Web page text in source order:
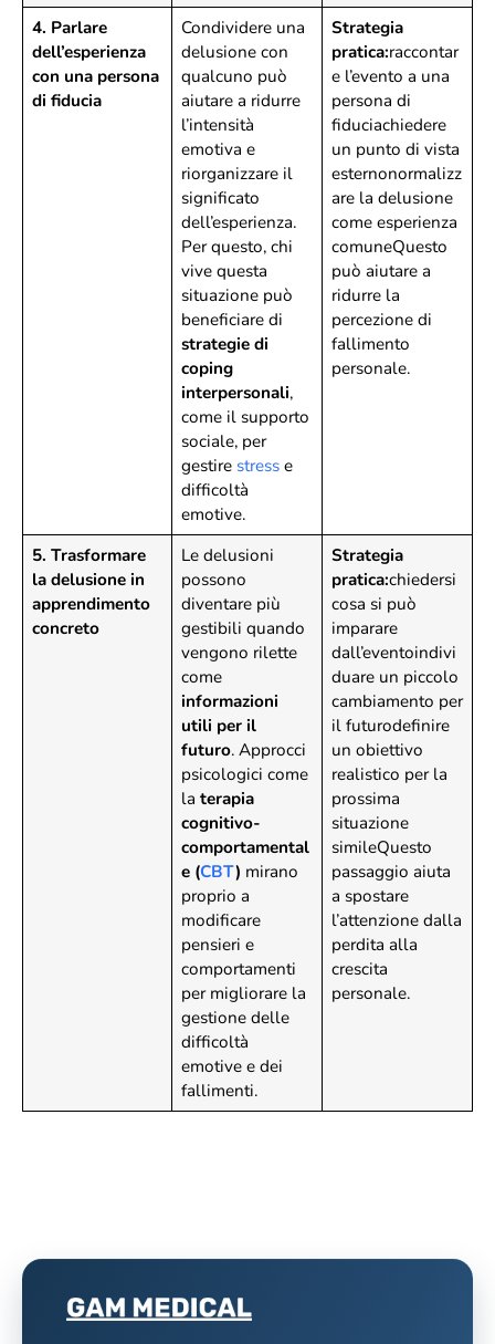
4. Parlare
dell’esperienza
con una persona
di fiducia
Condividere una
delusione con
qualcuno può
aiutare a ridurre
l’intensità
emotiva e
riorganizzare il
significato
dell’esperienza.
Per questo, chi
vive questa
situazione può
beneficiare di
strategie di
coping
interpersonali,
come il supporto
sociale, per
gestire stresse
difficoltà
emotive.
Strategia
pratica:raccontar
e l’evento a una
persona di
fiduciachiedere
un punto di vista
esternonormalizz
are la delusione
come esperienza
comuneQuesto
può aiutare a
ridurre la
percezione di
fallimento
personale.
5. Trasformare
la delusione in
apprendimento
concreto
Le delusioni
possono
diventare più
gestibili quando
vengono rilette
come
informazioni
utili per il
futuro. Approcci
psicologici come
la terapia
cognitivo-
comportamental
e (CBT) mirano
proprio a
modificare
pensieri e
comportamenti
per migliorare la
gestione delle
difficoltà
emotive e dei
fallimenti.
Strategia
pratica:chiedersi
cosa si può
imparare
dall’eventoindivi
duare un piccolo
cambiamento per
il futurodefinire
un obiettivo
realistico per la
prossima
situazione
simileQuesto
passaggio aiuta
a spostare
l’attenzione dalla
perdita alla
crescita
personale.